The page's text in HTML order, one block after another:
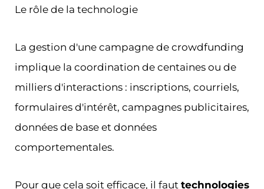
Le rôle de la technologie
La gestion d'une campagne de crowdfunding
implique la coordination de centaines ou de
milliers d'interactions : inscriptions, courriels,
formulaires d'intérêt, campagnes publicitaires,
données de base et données
comportementales.
Pour que cela soit efficace, il faut technologies